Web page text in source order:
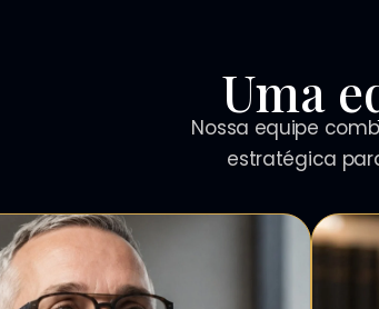
Uma
Nossa equipe
estratégica